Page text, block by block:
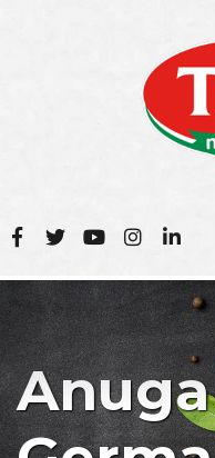
Anuga